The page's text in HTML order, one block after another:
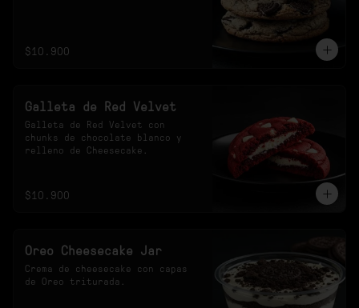
$10.900
Galleta de Red Velvet
Galleta de Red Velvet con
chunks de chocolate blanco y
relleno de Cheesecake.
$10.900
Oreo Cheesecake Jar
Crema de cheesecake con capas
de Oreo triturada.